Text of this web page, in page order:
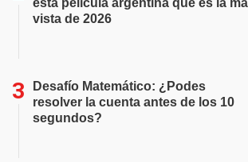
esta película argentina que es la
vista de 2026
Desafío Matemático: ¿Podes
resolver la cuenta antes de los 10
segundos?